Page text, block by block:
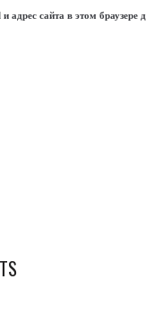
адрес сайта в этом браузере